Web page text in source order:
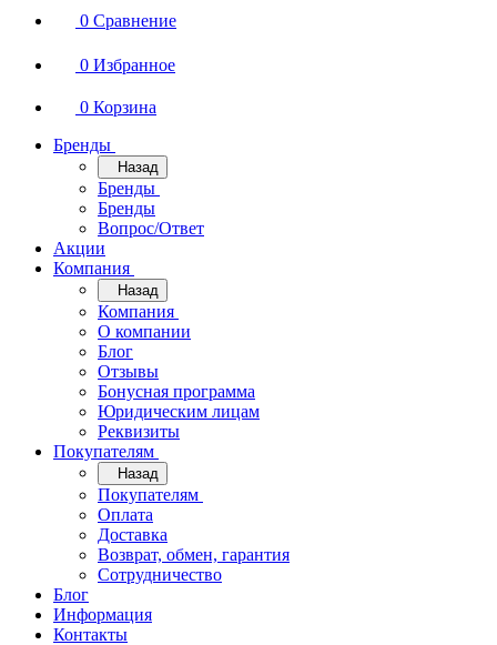
0 Сравнение
0 Избранное
0 Корзина
Бренды
Назад
Бренды
Бренды
Вопрос/Ответ
Акции
Компания
Назад
Компания
О компании
Блог
Отзывы
Бонусная программа
Юридическим лицам
Реквизиты
Покупателям
Назад
Покупателям
Оплата
Доставка
Возврат, обмен, гарантия
Сотрудничество
Блог
Информация
Контакты